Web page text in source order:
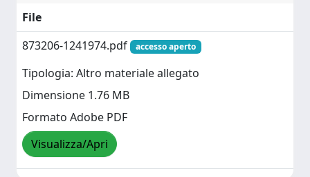
File
873206-1241974.pdf
accesso aperto
Tipologia: Altro materiale allegato
Dimensione 1.76 MB
Formato Adobe PDF
Visualizza/Apri